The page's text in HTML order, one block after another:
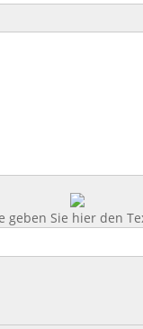
geben Sie hier den